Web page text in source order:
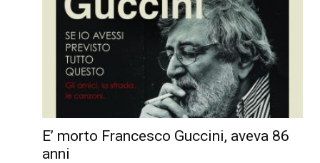
E’ morto Francesco Guccini, aveva 86
anni